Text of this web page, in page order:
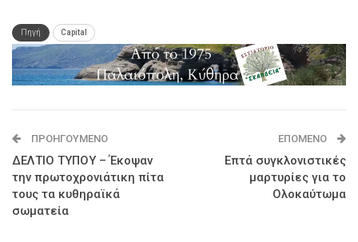
Πηγή Capital
ΠΡΟΗΓΟΎΜΕΝΟ
ΔΕΛΤΙΟ ΤΥΠΟΥ – Έκοψαν
την πρωτοχρονιάτικη πίτα
τους τα κυθηραϊκά
σωματεία
ΕΠΌΜΕΝΟ
Επτά συγκλονιστικές
μαρτυρίες για το
Ολοκαύτωμα